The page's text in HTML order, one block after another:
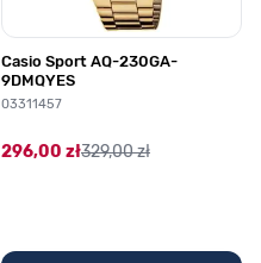
Casio Sport AQ-230GA-
9DMQYES
03311457
296,00 zł329,00 zł